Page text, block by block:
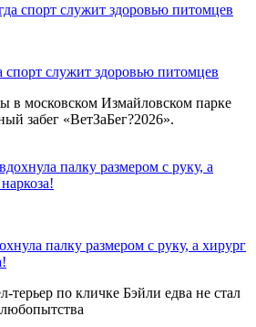
спорт служит здоровью питомцев
в московском Измайловском парке
забег «ВетЗаБег?2026».
палку размером с руку, а хирург
терьер по кличке Бэйли едва не стал